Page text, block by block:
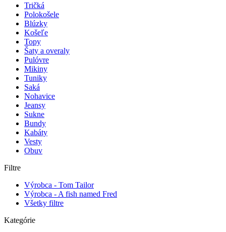
Tričká
Polokošele
Blúzky
Košeľe
Topy
Šaty a overaly
Pulóvre
Mikiny
Tuniky
Saká
Nohavice
Jeansy
Sukne
Bundy
Kabáty
Vesty
Obuv
Filtre
Výrobca - Tom Tailor
Výrobca - A fish named Fred
Všetky filtre
Kategórie